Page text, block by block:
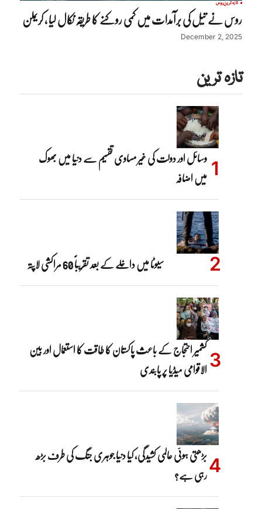
تازہ ترینروس
روس نے تیل کی برآمدات میں کمی روکنے کا طریقہ نکال لیا ، کریملن
December 2, 2025
تازہ ترین
وسائل اور دولت کی غیر مساوی تقسیم سے دنیا میں بھوک
میں اضافہ
سیوٹا میں داخلے کے بعد تقریباً 60 مراکشی لاپتہ
کشمیر احتجاج کے باعث پاکستان کا طاقت کا استعمال اور بین
الاقوامی میڈیا پر پابندی
بڑھتی ہوئی عالمی کشیدگی، کیا دنیا جوہری جنگ کی طرف بڑھ
رہی ہے؟